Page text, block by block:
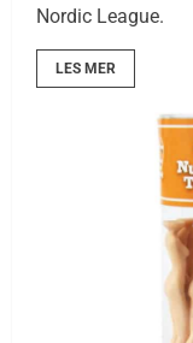
Nordic League.
LES MER